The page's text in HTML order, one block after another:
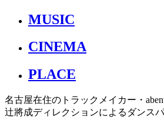
MUSIC
CINEMA
PLACE
名古屋在住のトラックメイカー・
辻將成ディレクションによるダンス